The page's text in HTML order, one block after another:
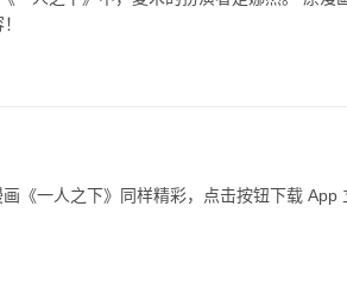
《一人之下》同样精彩，点击按钮下载 App